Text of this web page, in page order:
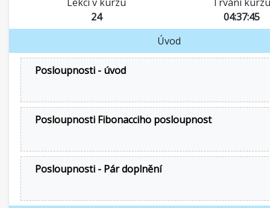
24
04:37:45
Úvod
Posloupnosti - úvod
Posloupnosti Fibonacciho posloupnost
Posloupnosti - Pár doplnění